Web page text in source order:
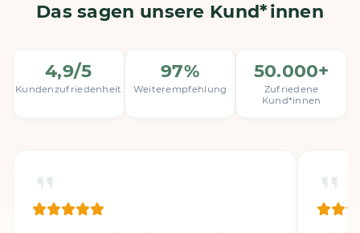
Das sagen unsere Kund*innen
4,9/5
Kundenzufriedenheit
97%
Weiterempfehlung
50.000+
Zufriedene
Kund*innen